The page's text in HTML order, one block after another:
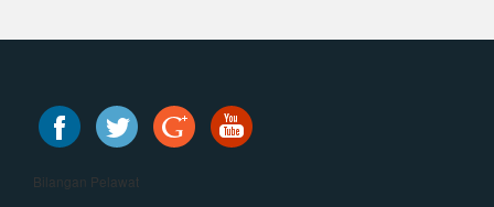
Bilangan Pelawat